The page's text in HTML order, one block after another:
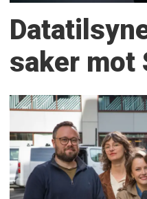
saker mot